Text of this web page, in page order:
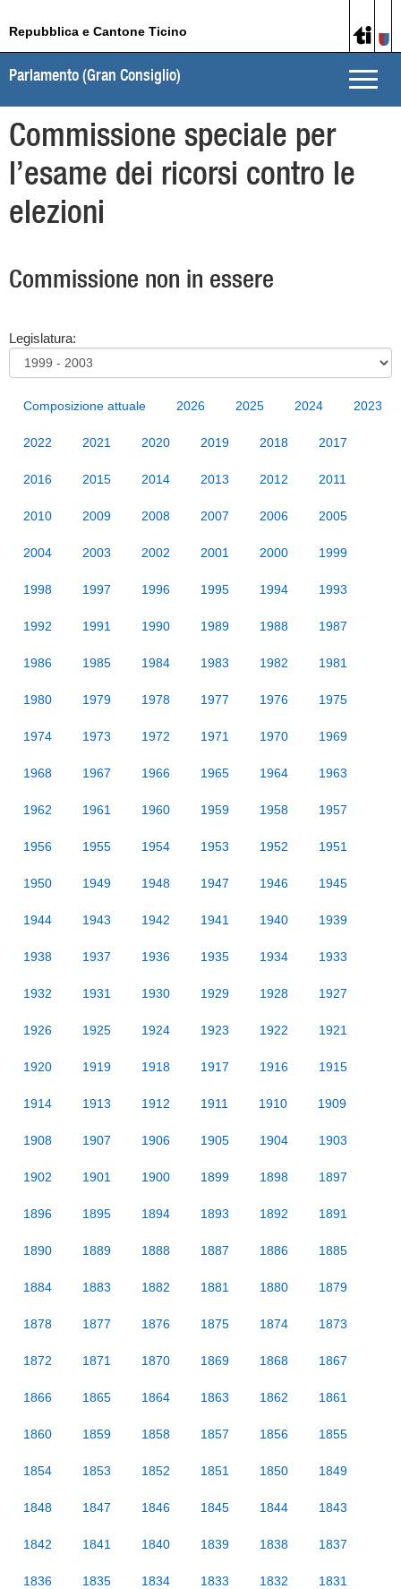
Repubblica e Cantone Ticino
Toggle
Parlamento (Gran Consiglio)
Commissione speciale per
l’esame dei ricorsi contro le
elezioni
Commissione non in essere
Legislatura:
Composizione attuale 2026 2025 2024 2023
2022 2021 2020 2019 2018 2017
2016 2015 2014 2013 2012 2011
2010 2009 2008 2007 2006 2005
2004 2003 2002 2001 2000 1999
1998 1997 1996 1995 1994 1993
1992 1991 1990 1989 1988 1987
1986 1985 1984 1983 1982 1981
1980 1979 1978 1977 1976 1975
1974 1973 1972 1971 1970 1969
1968 1967 1966 1965 1964 1963
1962 1961 1960 1959 1958 1957
1956 1955 1954 1953 1952 1951
1950 1949 1948 1947 1946 1945
1944 1943 1942 1941 1940 1939
1938 1937 1936 1935 1934 1933
1932 1931 1930 1929 1928 1927
1926 1925 1924 1923 1922 1921
1920 1919 1918 1917 1916 1915
1914 1913 1912 1911 1910 1909
1908 1907 1906 1905 1904 1903
1902 1901 1900 1899 1898 1897
1896 1895 1894 1893 1892 1891
1890 1889 1888 1887 1886 1885
1884 1883 1882 1881 1880 1879
1878 1877 1876 1875 1874 1873
1872 1871 1870 1869 1868 1867
1866 1865 1864 1863 1862 1861
1860 1859 1858 1857 1856 1855
1854 1853 1852 1851 1850 1849
1848 1847 1846 1845 1844 1843
1842 1841 1840 1839 1838 1837
1836 1835 1834 1833 1832 1831